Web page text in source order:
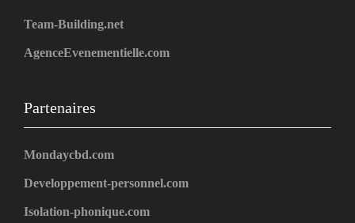
Team-Building.net
AgenceEvenementielle.com
Partenaires
Mondaycbd.com
Developpement-personnel.com
Isolation-phonique.com